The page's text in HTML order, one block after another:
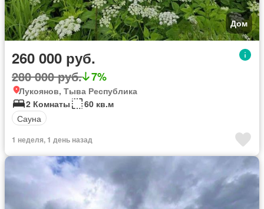
Дом
260 000 руб.
280 000 руб. 7%
Лукоянов, Тыва Республика
2 Комнаты
60 кв.м
Сауна
1 неделя, 1 день назад